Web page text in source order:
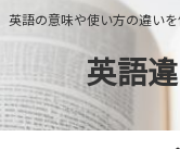
英語の意味や使い方の違い
英語